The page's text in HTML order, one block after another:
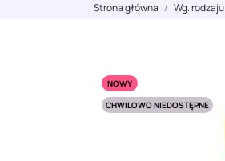
Strona główna Wg. rodzaju
NOWY
CHWILOWO NIEDOSTĘPNE